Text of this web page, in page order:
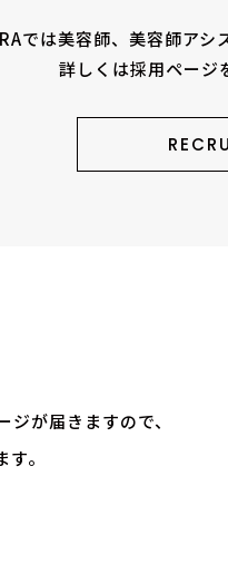
では美容師、美容師アシ
詳しくは採用ページ
が届きますので、
。